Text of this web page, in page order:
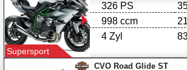
Supersport
326 PS
998 ccm
4 Zyl
CVO Road Glide ST